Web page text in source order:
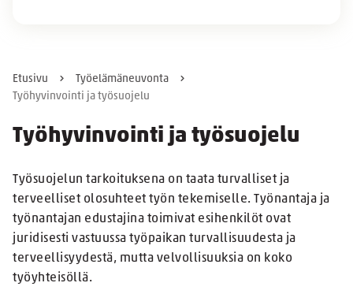
Etusivu
Työelämäneuvonta
Työhyvinvointi ja työsuojelu
Työhyvinvointi ja työsuojelu
Työsuojelun tarkoituksena on taata turvalliset ja
terveelliset olosuhteet työn tekemiselle. Työnantaja ja
työnantajan edustajina toimivat esihenkilöt ovat
juridisesti vastuussa työpaikan turvallisuudesta ja
terveellisyydestä, mutta velvollisuuksia on koko
työyhteisöllä.